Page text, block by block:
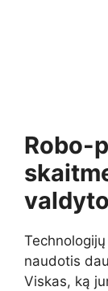
Robo-
naudotis
Viskas, ką